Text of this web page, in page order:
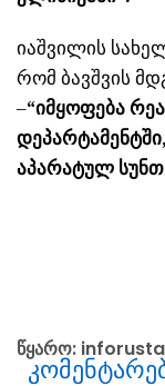
იაშვილის
რომ ბავშვის
–“იმყოფება
აპარატულ
წყარო: